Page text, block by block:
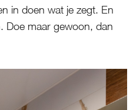
in doen wat je zegt. En
Doe maar gewoon, dan